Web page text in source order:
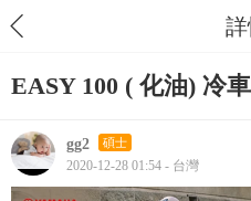
EASY 100 ( 化油) 冷
gg2 碩士
2020-12-28 01:54 - 台灣